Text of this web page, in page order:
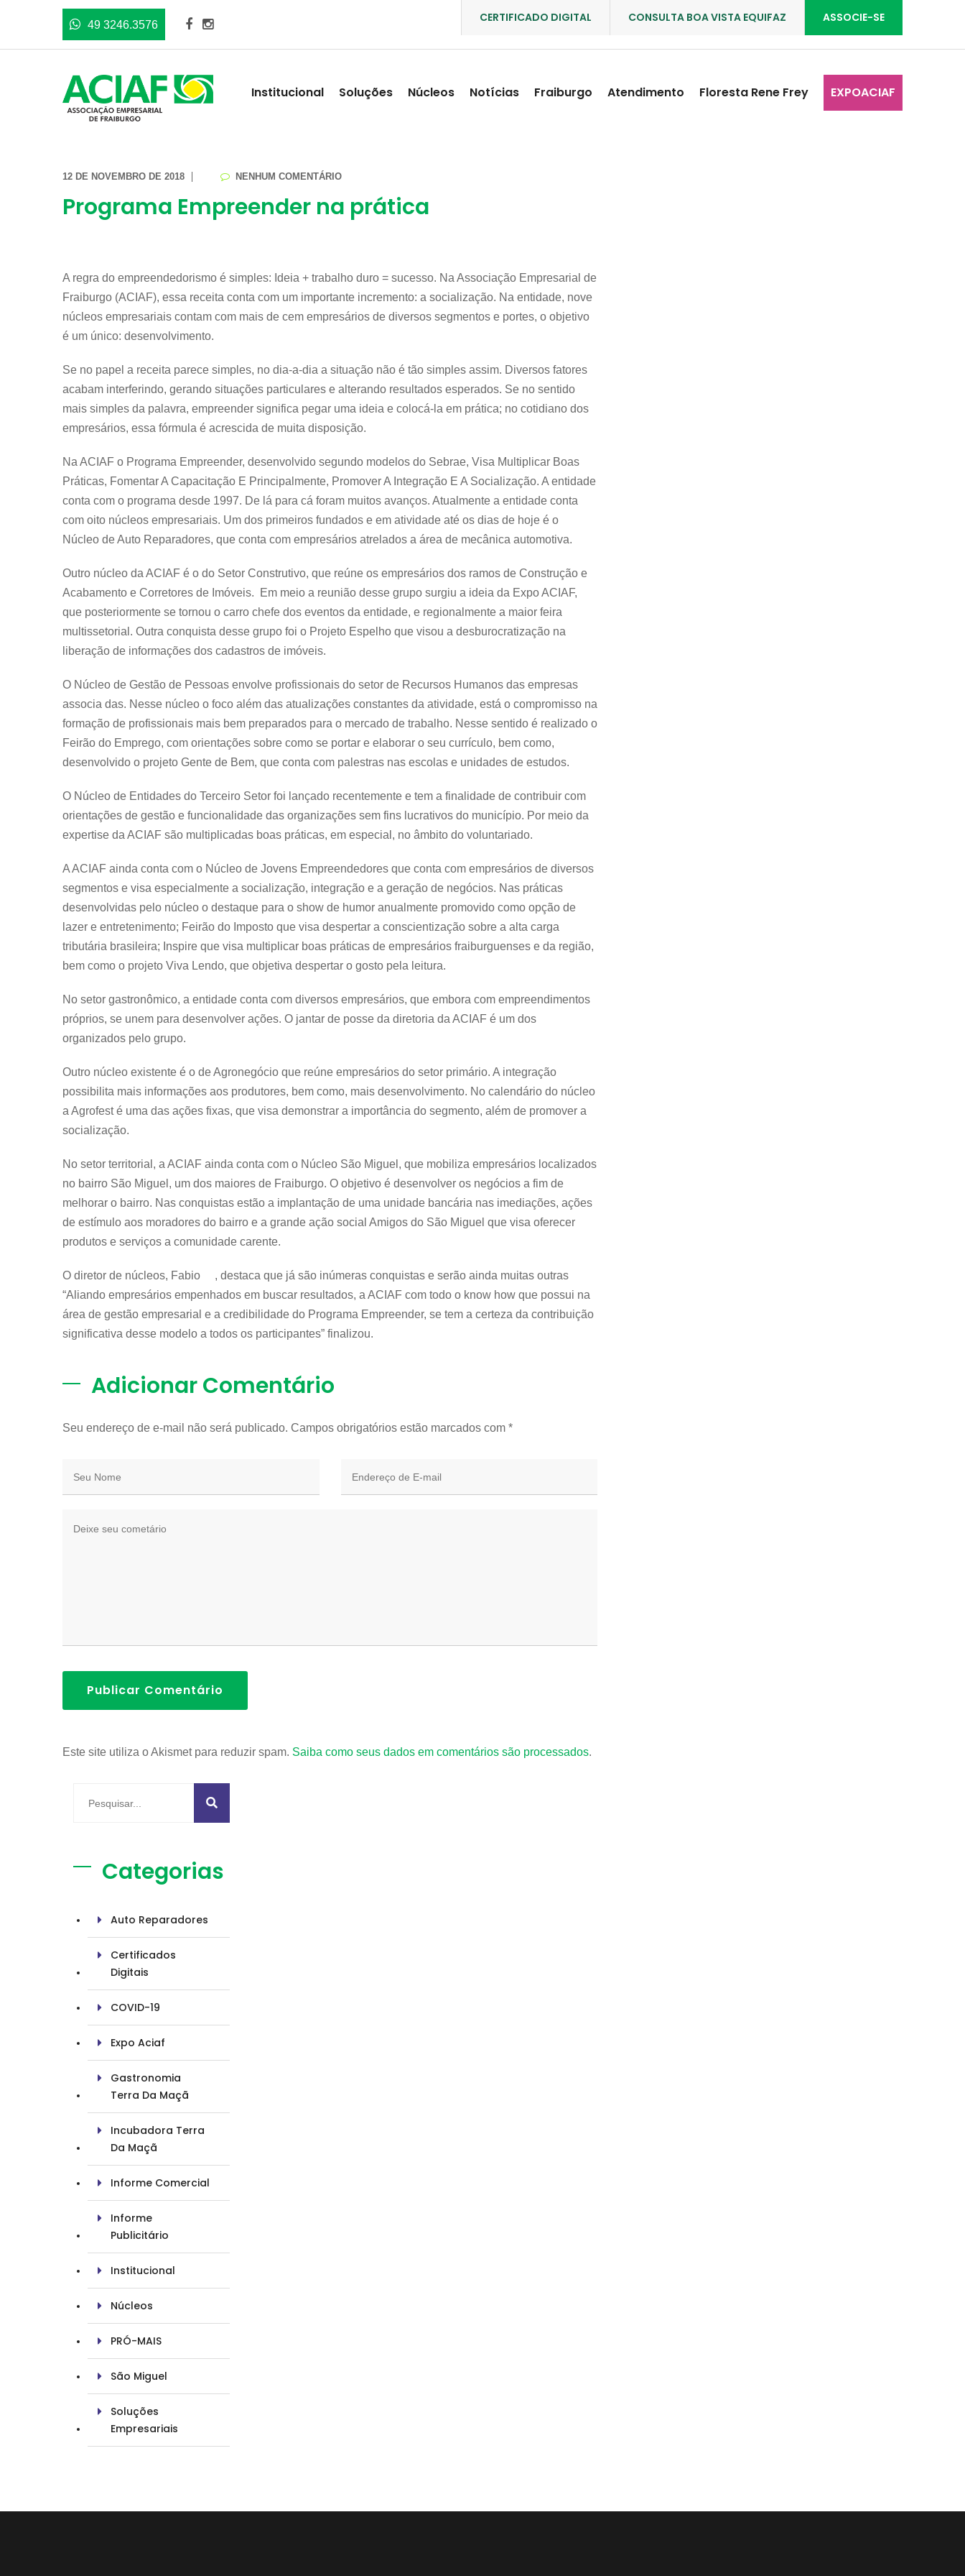
49 3246.3576
ASSOCIE-SE
CONSULTA BOA VISTA EQUIFAZ
CERTIFICADO DIGITAL
Institucional Soluções Núcleos Notícias Fraiburgo Atendimento Floresta Rene Frey EXPOACIAF
12 DE NOVEMBRO DE 2018 NENHUM COMENTÁRIO
Programa Empreender na prática
A regra do empreendedorismo é simples: Ideia + trabalho duro = sucesso. Na Associação Empresarial de
Fraiburgo (ACIAF), essa receita conta com um importante incremento: a socialização. Na entidade, nove
núcleos empresariais contam com mais de cem empresários de diversos segmentos e portes, o objetivo
é um único: desenvolvimento.
Se no papel a receita parece simples, no dia-a-dia a situação não é tão simples assim. Diversos fatores
acabam interferindo, gerando situações particulares e alterando resultados esperados. Se no sentido
mais simples da palavra, empreender significa pegar uma ideia e colocá-la em prática; no cotidiano dos
empresários, essa fórmula é acrescida de muita disposição.
Na ACIAF o Programa Empreender, desenvolvido segundo modelos do Sebrae, Visa Multiplicar Boas
Práticas, Fomentar A Capacitação E Principalmente, Promover A Integração E A Socialização. A entidade
conta com o programa desde 1997. De lá para cá foram muitos avanços. Atualmente a entidade conta
com oito núcleos empresariais. Um dos primeiros fundados e em atividade até os dias de hoje é o
Núcleo de Auto Reparadores, que conta com empresários atrelados a área de mecânica automotiva.
Outro núcleo da ACIAF é o do Setor Construtivo, que reúne os empresários dos ramos de Construção e
Acabamento e Corretores de Imóveis. Em meio a reunião desse grupo surgiu a ideia da Expo ACIAF,
que posteriormente se tornou o carro chefe dos eventos da entidade, e regionalmente a maior feira
multissetorial. Outra conquista desse grupo foi o Projeto Espelho que visou a desburocratização na
liberação de informações dos cadastros de imóveis.
O Núcleo de Gestão de Pessoas envolve profissionais do setor de Recursos Humanos das empresas
associa das. Nesse núcleo o foco além das atualizações constantes da atividade, está o compromisso na
formação de profissionais mais bem preparados para o mercado de trabalho. Nesse sentido é realizado o
Feirão do Emprego, com orientações sobre como se portar e elaborar o seu currículo, bem como,
desenvolvido o projeto Gente de Bem, que conta com palestras nas escolas e unidades de estudos.
O Núcleo de Entidades do Terceiro Setor foi lançado recentemente e tem a finalidade de contribuir com
orientações de gestão e funcionalidade das organizações sem fins lucrativos do município. Por meio da
expertise da ACIAF são multiplicadas boas práticas, em especial, no âmbito do voluntariado.
A ACIAF ainda conta com o Núcleo de Jovens Empreendedores que conta com empresários de diversos
segmentos e visa especialmente a socialização, integração e a geração de negócios. Nas práticas
desenvolvidas pelo núcleo o destaque para o show de humor anualmente promovido como opção de
lazer e entretenimento; Feirão do Imposto que visa despertar a conscientização sobre a alta carga
tributária brasileira; Inspire que visa multiplicar boas práticas de empresários fraiburguenses e da região,
bem como o projeto Viva Lendo, que objetiva despertar o gosto pela leitura.
No setor gastronômico, a entidade conta com diversos empresários, que embora com empreendimentos
próprios, se unem para desenvolver ações. O jantar de posse da diretoria da ACIAF é um dos
organizados pelo grupo.
Outro núcleo existente é o de Agronegócio que reúne empresários do setor primário. A integração
possibilita mais informações aos produtores, bem como, mais desenvolvimento. No calendário do núcleo
a Agrofest é uma das ações fixas, que visa demonstrar a importância do segmento, além de promover a
socialização.
No setor territorial, a ACIAF ainda conta com o Núcleo São Miguel, que mobiliza empresários localizados
no bairro São Miguel, um dos maiores de Fraiburgo. O objetivo é desenvolver os negócios a fim de
melhorar o bairro. Nas conquistas estão a implantação de uma unidade bancária nas imediações, ações
de estímulo aos moradores do bairro e a grande ação social Amigos do São Miguel que visa oferecer
produtos e serviços a comunidade carente.
O diretor de núcleos, Fabio , destaca que já são inúmeras conquistas e serão ainda muitas outras
“Aliando empresários empenhados em buscar resultados, a ACIAF com todo o know how que possui na
área de gestão empresarial e a credibilidade do Programa Empreender, se tem a certeza da contribuição
significativa desse modelo a todos os participantes” finalizou.
Adicionar Comentário
Seu endereço de e-mail não será publicado. Campos obrigatórios estão marcados com *
Publicar Comentário
Este site utiliza o Akismet para reduzir spam. Saiba como seus dados em comentários são processados.
Categorias
Auto Reparadores
Certificados
Digitais
COVID-19
Expo Aciaf
Gastronomia
Terra Da Maçã
Incubadora Terra
Da Maçã
Informe Comercial
Informe
Publicitário
Institucional
Núcleos
PRÓ-MAIS
São Miguel
Soluções
Empresariais